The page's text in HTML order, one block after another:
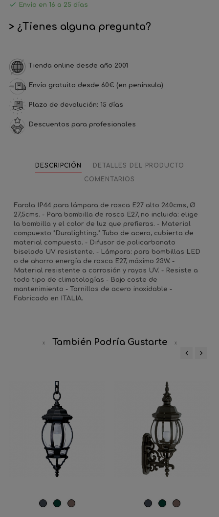
 Envío en 16 a 25 días
> ¿Tienes alguna pregunta?
Tienda online desde año 2001
Envío gratuito desde 60€ (en península)
Plazo de devolución: 15 días
Descuentos para profesionales
DESCRIPCIÓN
DETALLES DEL PRODUCTO
COMENTARIOS
Farola IP44 para lámpara de rosca E27 alto 240cms, Ø
27,5cms. - Para bombilla de rosca E27, no incluida: elige
la bombilla y el color de luz que prefieras. - Material
compuesto "Duralighting." Tubo de acero, cubierta de
material compuesto. - Difusor de policarbonato
biselado UV resistente. - Lámpara: para bombillas LED
o de ahorro energía de rosca E27, máximo 23W. -
Material resistente a corrosión y rayos UV. - Resiste a
todo tipo de climatologías - Bajo coste de
mantenimiento - Tornillos de acero inoxidable -
Fabricado en ITALIA.
También Podría Gustarte
NegroVerdeMarrón
NegroVerdeMarrón